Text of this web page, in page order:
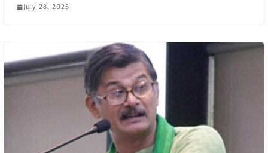
July 28, 2025